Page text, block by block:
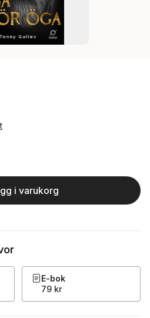
röster:
i varukorg
E-bok
79 kr